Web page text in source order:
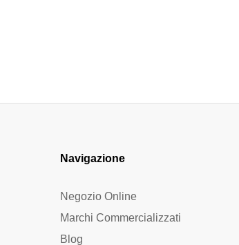
Navigazione
Negozio Online
Marchi Commercializzati
Blog